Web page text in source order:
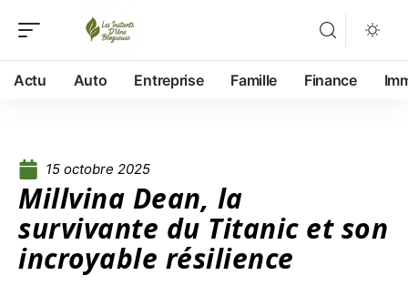
Actu Auto Entreprise Famille Finance
15 octobre 2025
Millvina Dean, la
survivante du Titanic et son
incroyable résilience